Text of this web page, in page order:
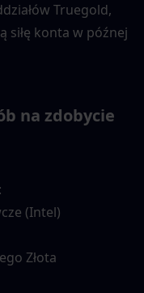
Truegold,
siłę konta w późnej
na zdobycie
(Intel)
Złota